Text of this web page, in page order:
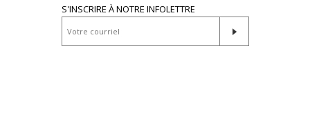
S'INSCRIRE À NOTRE INFOLETTRE